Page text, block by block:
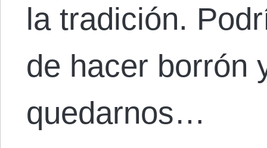
la tradición.
de hacer borrón
quedarnos…